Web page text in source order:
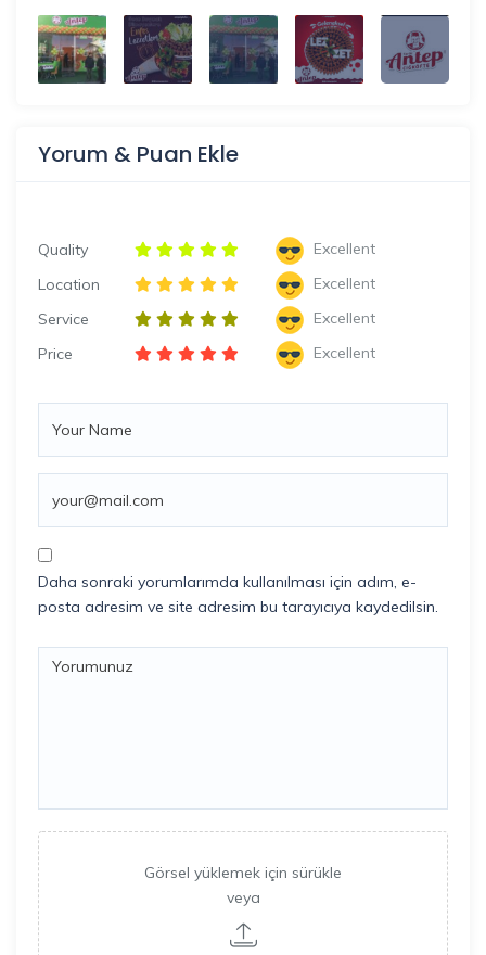
Yorum & Puan Ekle
Quality
Excellent
Location
Excellent
Service
Excellent
Price
Excellent
Daha sonraki yorumlarımda kullanılması için adım, e-
posta adresim ve site adresim bu tarayıcıya kaydedilsin.
Görsel yüklemek için sürükle
veya